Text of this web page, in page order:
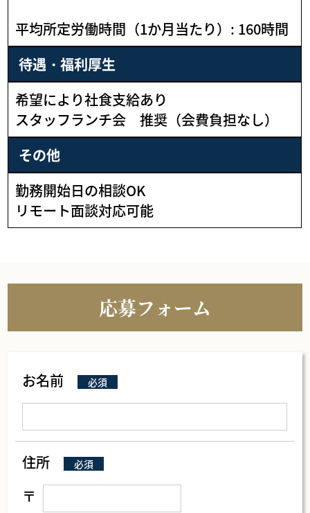
平均所定労働時間（1か月当たり）: 160時間
待遇・福利厚生
希望により社食支給あり
スタッフランチ会 推奨（会費負担なし）
その他
勤務開始日の相談OK
リモート面談対応可能
応募フォーム
お名前 必須
住所 必須
〒